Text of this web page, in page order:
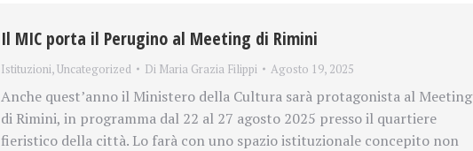
Il MIC porta il Perugino al Meeting di Rimini
Istituzioni,Uncategorized Di Maria Grazia Filippi Agosto 19, 2025
Anche quest’anno il Ministero della Cultura sarà protagonista al Meeting
di Rimini, in programma dal 22 al 27 agosto 2025 presso il quartiere
fieristico della città. Lo farà con uno spazio istituzionale concepito non